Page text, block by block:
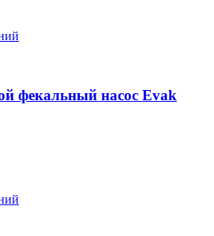
фекальный насос Evak